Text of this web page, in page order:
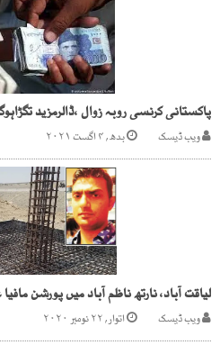
پاکستانی کرنسی روبہ زوال ،ڈالرمزید
ویب ڈیسک بدھ, ۴ اگست ۲۰۲۱
لیاقت آباد، نارتھ ناظم آباد میں پورشن
ویب ڈیسک اتوار, ۲۲ نومبر ۲۰۲۰